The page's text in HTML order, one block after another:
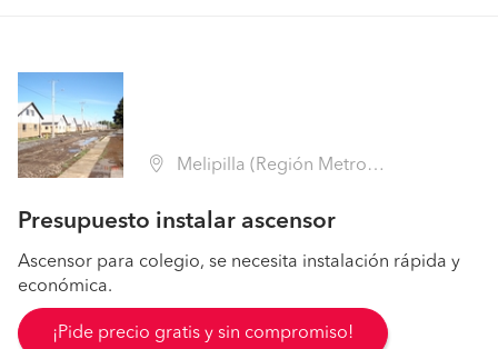
Melipilla (Región Metropolitana - Melipilla)
Presupuesto instalar ascensor
Ascensor para colegio, se necesita instalación rápida y
económica.
¡Pide precio gratis y sin compromiso!